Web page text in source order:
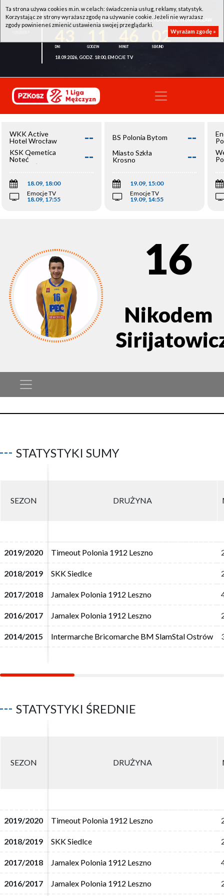
WKK ACTIVE HOTEL WROCŁAW - KSK QEMETICA NOTEĆ INOWROCŁAW
02
18.09.2026, GODZ. 18:00, EMOCJE TV
WKK Active
Hotel Wrocław
--
KSK Qemetica
Noteć
Inowrocław
--
18.09, 18:00
Emocje TV
18.09, 17:55
BS Polonia Bytom --
Miasto Szkła
Krosno
--
19.09, 15:00
Emocje TV
19.09, 14:55
16
Nikodem
STATYSTYKI SUMY
SEZON DRUŻYNA
2019/2020 Timeout Polonia 1912 Leszno
2018/2019 SKK Siedlce
2017/2018 Jamalex Polonia 1912 Leszno
2016/2017 Jamalex Polonia 1912 Leszno
2014/2015 Intermarche Bricomarche BM SlamStal Ostrów
SEZON DRUŻYNA
2019/2020 Timeout Polonia 1912 Leszno
2018/2019 SKK Siedlce
2017/2018 Jamalex Polonia 1912 Leszno
2016/2017 Jamalex Polonia 1912 Leszno
2014/2015 Intermarche Bricomarche BM SlamStal Ostrów
STATYSTYKI ŚREDNIE
SEZON DRUŻYNA
2019/2020 Timeout Polonia 1912 Leszno
2018/2019 SKK Siedlce
2017/2018 Jamalex Polonia 1912 Leszno
2016/2017 Jamalex Polonia 1912 Leszno
SEZON DRUŻYNA
2019/2020 Timeout Polonia 1912 Leszno
2018/2019 SKK Siedlce
2017/2018 Jamalex Polonia 1912 Leszno
2016/2017 Jamalex Polonia 1912 Leszno
Ta strona używa cookies m.in. w celach: świadczenia usług, reklamy, statystyk.
Korzystając ze strony wyrażasz zgodę na używanie cookie. Jeżeli nie wyrażasz
zgody powinieneś zmienić ustawienia swojej przeglądarki.
Wyrażam zgodę »